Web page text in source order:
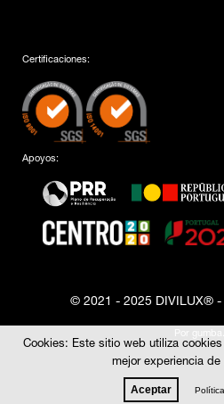
Certificaciones:
Apoyos:
© 2021 - 2025 DIVILUX® -
Por gumba.
Cookies: Este sitio web utiliza
mejor experiencia de
Aceptar